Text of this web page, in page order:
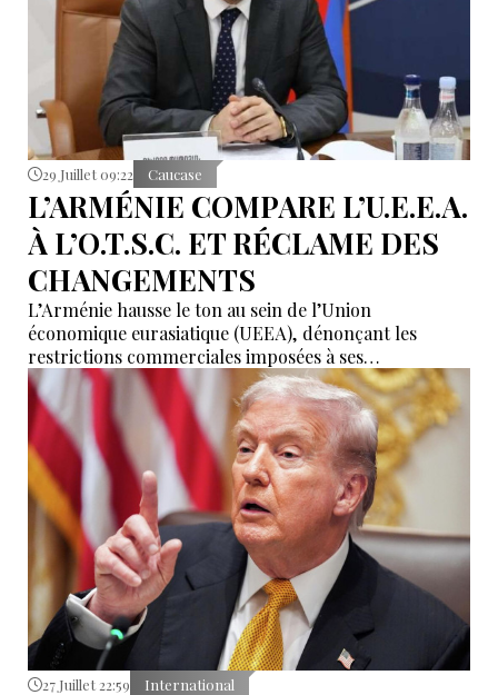
29 Juillet 09:22 Caucase
L’ARMÉNIE COMPARE L’U.E.E.A.
À L’O.T.S.C. ET RÉCLAME DES
CHANGEMENTS
L’Arménie hausse le ton au sein de l’Union
économique eurasiatique (UEEA), dénonçant les
restrictions commerciales imposées à ses
exportateurs vers la Russie. Erevan appelle à garantir
les principes de libre circulation prévus par les
accords de l’organisation et met en garde contre un
affaiblissement de ses mécanismes. Cette déclaration
intervient après un échange entre Nikol Pachinian et
Vladimir Poutine, alors que les relations économiques
russo-arméniennes traversent une période de
tensions.
27 Juillet 22:59 International